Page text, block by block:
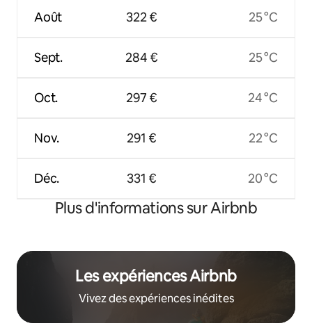
Août
Sept.
Oct.
Nov.
Déc.
322 €
284 €
297 €
291 €
331 €
25 °C
25 °C
24 °C
22 °C
20 °C
Plus d'informations sur Airbnb
Les expériences Airbnb
Vivez des expériences inédites